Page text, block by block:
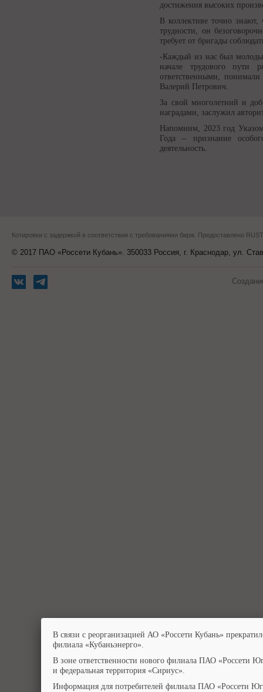
достижения высоких
В коллективе точно
трудности, он
требует от бригады
-Каждый из нас был
начале трудового пути
ответственными, понимали
Валерий Петрович.
За свой многолетний и
наградами, заслужил
Напомним, 2023 год
Года – признание
деятельность.
Котировки с задержкой в соответствии с требованиями бирж. Предоставлено
© 2017 ПАО «Россети Кубань». 350033 Россия, г. Краснодар, ул.
В связи с реорганизацией АО «Россети Кубань»
филиала «Кубаньэнерго».
В зоне ответственности нового филиала ПАО «Россети
и федеральная территория «Сириус».
Информация для потребителей филиала ПАО «Россети